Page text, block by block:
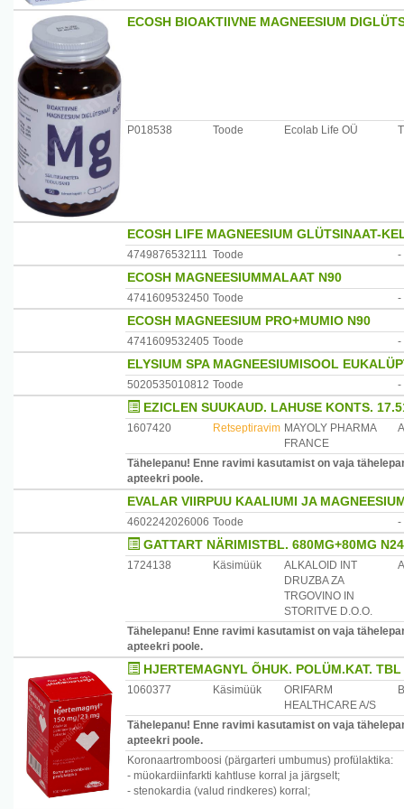
Annustamine: 1 pakike päevas. Raputage
lahustuda ja neelake alla. Palun
võib põhjustada kõhulahtisust.
K, paakumisvastased ained: rasvhapete
(foolhape), tsüanokobalamiin
(vitamiin B12).
Tootja: Queisser Pharma, Saksamaa
Maaletooja: AS Sirowa Tallinn, Salve 2C, 11612 Tallinn,
ECOSH BIOAKTIIVNE MAGNEESIUM
P018538 Toode Ecolab Life OÜ
ECOSH LIFE MAGNEESIUM GLÜTSINAAT-
4749876532111 Toode -
ECOSH MAGNEESIUMMALAAT N90
4741609532450 Toode -
ECOSH MAGNEESIUM PRO+MUMIO N90
4741609532405 Toode -
ELYSIUM SPA MAGNEESIUMISOOL
5020535010812 Toode -
EZICLEN SUUKAUD. LAHUSE KONTS.
1607420 Retseptiravim MAYOLY PHARMA
FRANCE
Tähelepanu! Enne ravimi kasutamist on vaja
apteekri poole.
EVALAR VIIRPUU KAALIUMI JA
4602242026006 Toode -
GATTART NÄRIMISTBL. 680MG+80MG N24
1724138 Käsimüük
ALKALOID INT
DRUZBA ZA
TRGOVINO IN
STORITVE D.O.O.
Tähelepanu! Enne ravimi kasutamist on vaja
apteekri poole.
HJERTEMAGNYL ÕHUK. POLÜM.KAT.
1060377 Käsimüük
ORIFARM
HEALTHCARE A/S
Tähelepanu! Enne ravimi kasutamist on vaja
apteekri poole.
Koronaartromboosi (pärgarteri umbumus) profülaktika:
- müokardiinfarkti kahtluse korral ja järgselt;
- stenokardia (valud rindkeres) korral;